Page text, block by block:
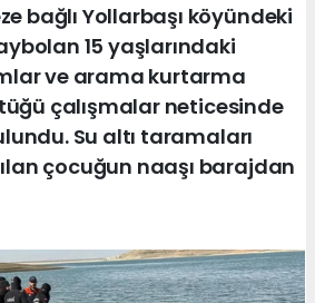
bağlı Yollarbaşı köyündeki
15 yaşlarındaki
ve arama kurtarma
çalışmalar neticesinde
Su altı taramaları
çocuğun naaşı barajdan